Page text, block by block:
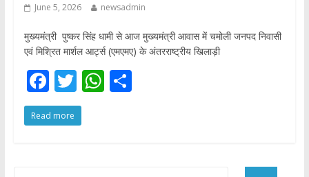
June 5, 2026 newsadmin
मुख्यमंत्री पुष्कर सिंह धामी से आज मुख्यमंत्री आवास में चमोली जनपद निवासी
एवं मिश्रित मार्शल आर्ट्स (एमएमए) के अंतरराष्ट्रीय खिलाड़ी
F
ac
e
T
w
itt
W S
Read more